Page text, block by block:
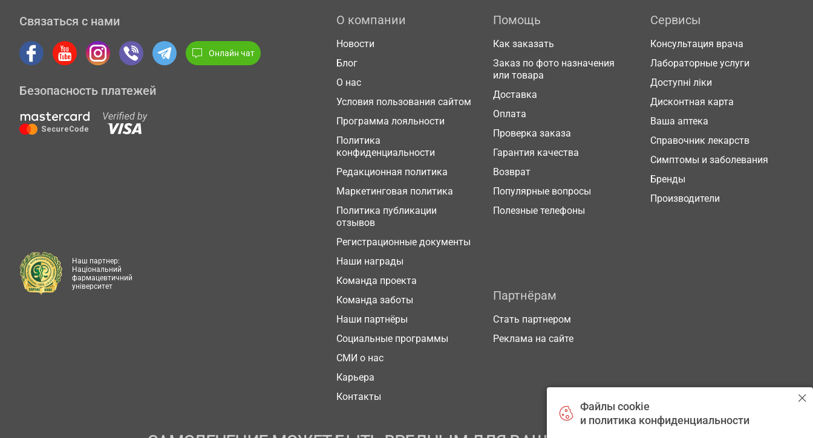
Связаться с нами
Онлайн чат
Безопасность платежей
О компании
Новости
Блог
О нас
Условия пользования сайтом
Программа лояльности
Политика
конфиденциальности
Редакционная политика
Маркетинговая политика
Политика публикации
отзывов
Регистрационные документы
Наши награды
Команда проекта
Команда заботы
Наши партнёры
Социальные программы
СМИ о нас
Карьера
Контакты
Помощь
Как заказать
Заказ по фото назначения
или товара
Доставка
Оплата
Проверка заказа
Гарантия качества
Возврат
Популярные вопросы
Полезные телефоны
Сервисы
Консультация врача
Лабораторные услуги
Доступні ліки
Дисконтная карта
Ваша аптека
Справочник лекарств
Симптомы и заболевания
Бренды
Производители
Партнёрам
Стать партнером
Реклама на сайте
Наш партнер:
Національний
фармацевтичний
університет
Файлы cookie
и политика конфиденциальности